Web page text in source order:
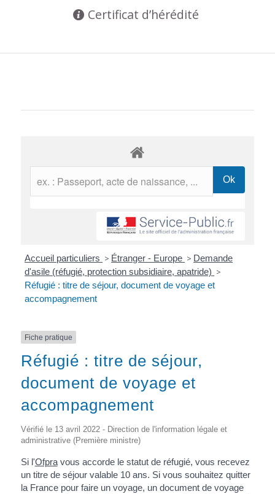
Certificat d’hérédité
Accueil particuliers > Étranger - Europe > Demande
d'asile (réfugié, protection subsidiaire, apatride) >
Réfugié : titre de séjour, document de voyage et
accompagnement
Fiche pratique
Réfugié : titre de séjour,
document de voyage et
accompagnement
Vérifié le 13 avril 2022 - Direction de l'information légale et
administrative (Première ministre)
Si l'Ofpravous accorde le statut de réfugié, vous recevez
un titre de séjour valable 10 ans. Si vous souhaitez quitter
la France pour faire un voyage, un document de voyage